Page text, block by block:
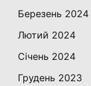
Березень 2024
Лютий 2024
Січень 2024
Грудень 2023